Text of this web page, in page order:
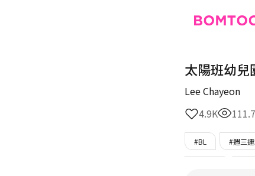
太陽班幼兒
Lee Chayeon
4.9K
#BL #週三